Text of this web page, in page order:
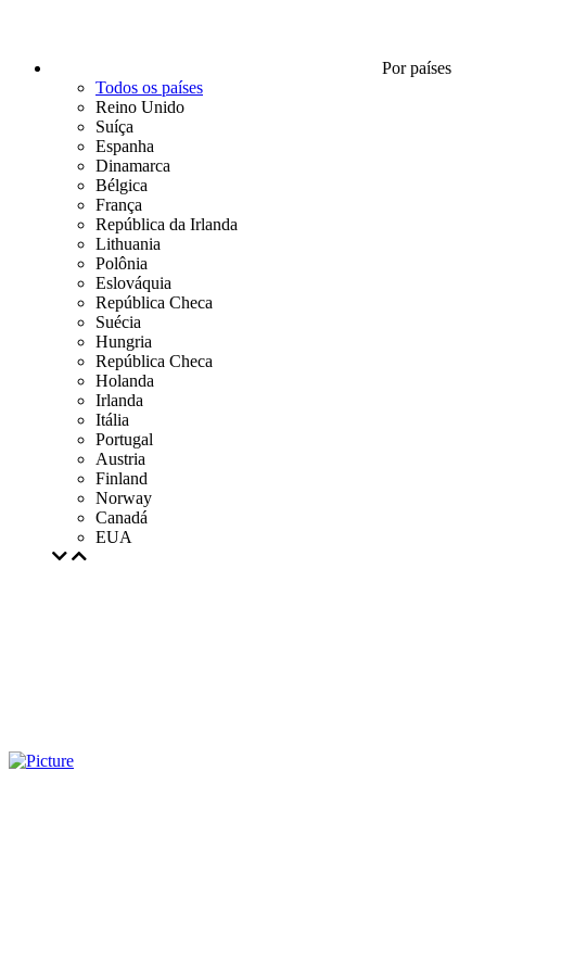
Por países
Todos os países
Reino Unido
Suíça
Espanha
Dinamarca
Bélgica
França
República da Irlanda
Lithuania
Polônia
Eslováquia
República Checa
Suécia
Hungria
República Checa
Holanda
Irlanda
Itália
Portugal
Austria
Finland
Norway
Canadá
EUA